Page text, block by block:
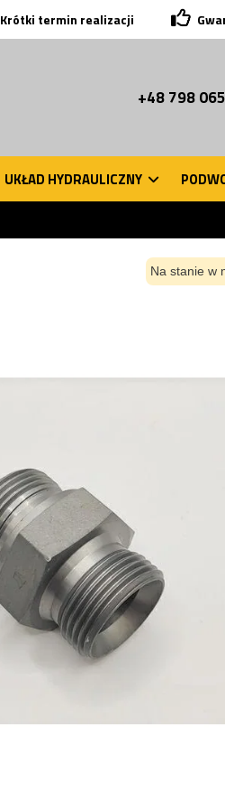
Krótki termin realizacji
+48 798
UKŁAD HYDRAULICZNY
Na stanie w